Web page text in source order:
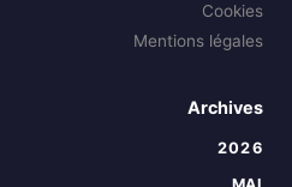
Cookies
Mentions légales
Archives
2026